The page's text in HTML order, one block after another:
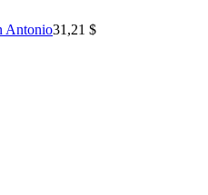
Antonio31,21 $